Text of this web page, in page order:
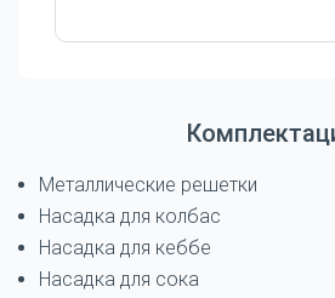
Металлические решетки
Насадка для колбас
Насадка для кеббе
Насадка для сока